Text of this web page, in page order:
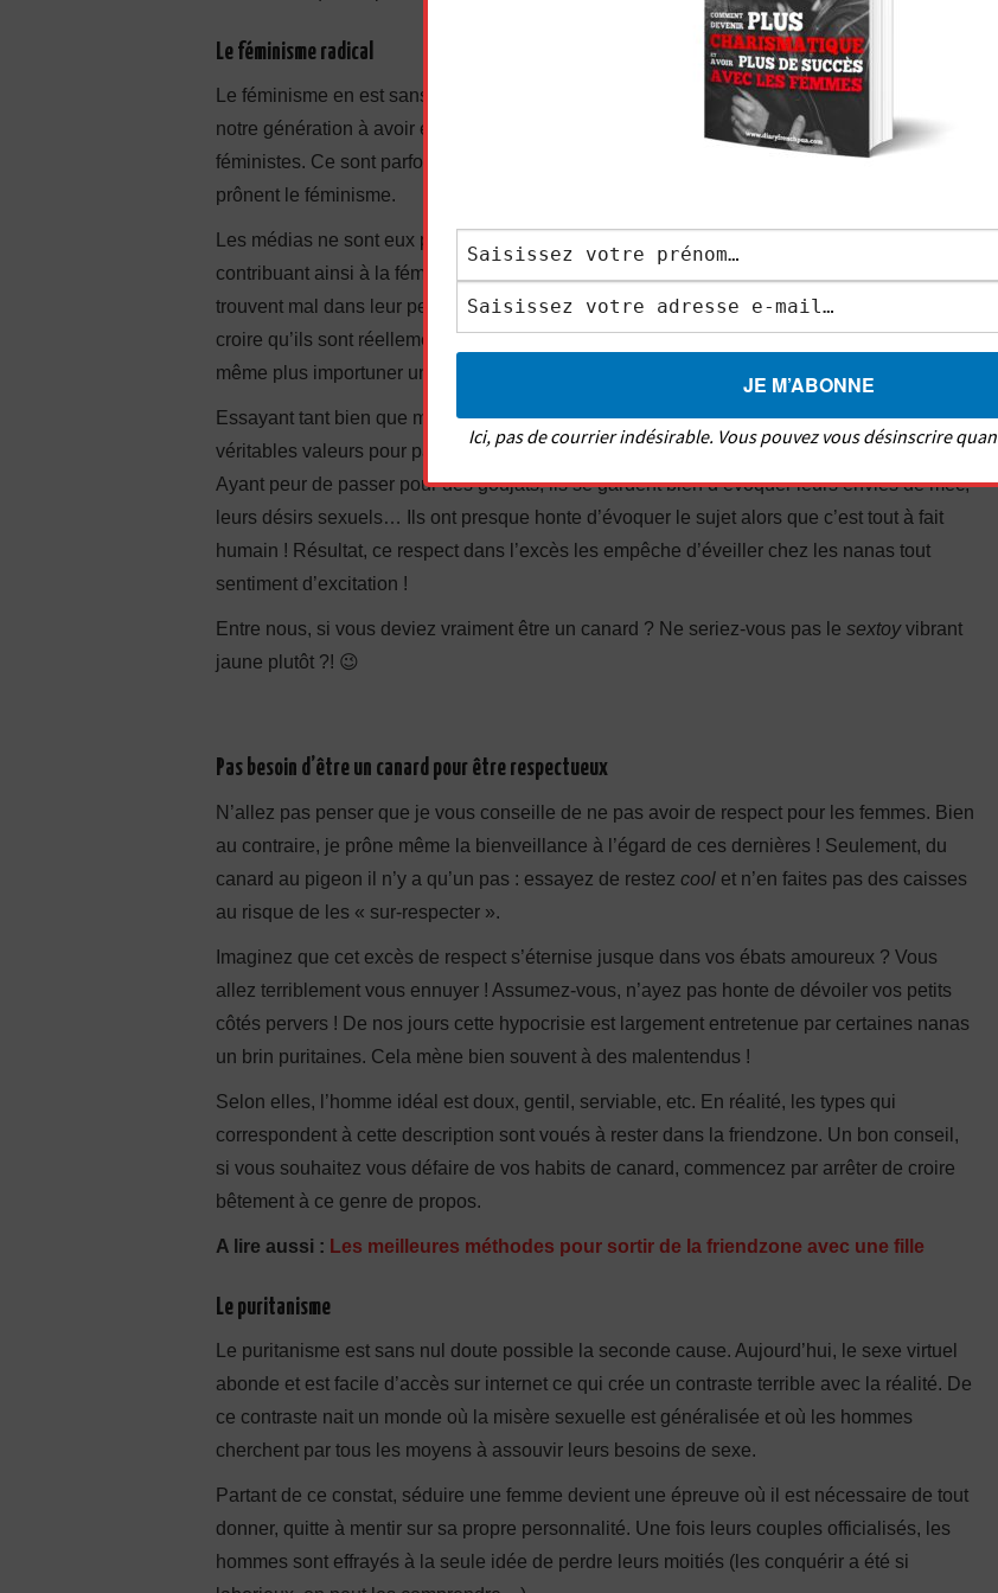
Le féminisme radical
Le féminisme en est sans conteste possible la première cause. Nombreux sont les gars de
notre génération à avoir été élevés par une femme qui leur a transmis des valeurs
féministes. Ce sont parfois des mères célibataires prêchant la haine des hommes qui
prônent le féminisme.
Les médias ne sont eux pas en reste, ils font une large promotion au féminisme,
contribuant ainsi à la féminisation des hommes. De nos jours, certains hommes s’en
trouvent mal dans leur peau, s’excusant même d’exister en tant que tel. Ils finissent par
croire qu’ils sont réellement des porcs… Manipulés par cette croyance absurde, ils n’osent
même plus importuner une femme.
Essayant tant bien que mal de compenser le fait d’être des mecs, ils renient leurs
véritables valeurs pour paraître des hommes biens sous tous rapports face à une fille.
Ayant peur de passer pour des goujats, ils se gardent bien d’évoquer leurs envies de mec,
leurs désirs sexuels… Ils ont presque honte d’évoquer le sujet alors que c’est tout à fait
humain ! Résultat, ce respect dans l’excès les empêche d’éveiller chez les nanas tout
sentiment d’excitation !
Entre nous, si vous deviez vraiment être un canard ? Ne seriez-vous pas le sextoyvibrant
jaune plutôt ?! 😉
Pas besoin d’être un canard pour être respectueux
N’allez pas penser que je vous conseille de ne pas avoir de respect pour les femmes. Bien
au contraire, je prône même la bienveillance à l’égard de ces dernières ! Seulement, du
canard au pigeon il n’y a qu’un pas : essayez de restez cool et n’en faites pas des caisses
au risque de les « sur-respecter ».
Imaginez que cet excès de respect s’éternise jusque dans vos ébats amoureux ? Vous
allez terriblement vous ennuyer ! Assumez-vous, n’ayez pas honte de dévoiler vos petits
côtés pervers ! De nos jours cette hypocrisie est largement entretenue par certaines nanas
un brin puritaines. Cela mène bien souvent à des malentendus !
Selon elles, l’homme idéal est doux, gentil, serviable, etc. En réalité, les types qui
correspondent à cette description sont voués à rester dans la friendzone. Un bon conseil,
si vous souhaitez vous défaire de vos habits de canard, commencez par arrêter de croire
bêtement à ce genre de propos.
A lire aussi : Les meilleures méthodes pour sortir de la friendzone avec une fille
Le puritanisme
Le puritanisme est sans nul doute possible la seconde cause. Aujourd’hui, le sexe virtuel
abonde et est facile d’accès sur internet ce qui crée un contraste terrible avec la réalité. De
ce contraste nait un monde où la misère sexuelle est généralisée et où les hommes
cherchent par tous les moyens à assouvir leurs besoins de sexe.
Partant de ce constat, séduire une femme devient une épreuve où il est nécessaire de tout
donner, quitte à mentir sur sa propre personnalité. Une fois leurs couples officialisés, les
hommes sont effrayés à la seule idée de perdre leurs moitiés (les conquérir a été si
Ici, pas de courrier indésirable. Vous pouvez vous désinscrire